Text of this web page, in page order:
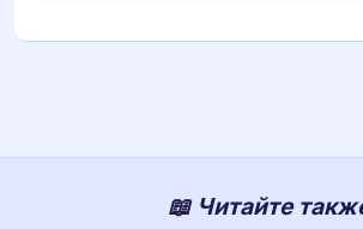
📖 Читайте